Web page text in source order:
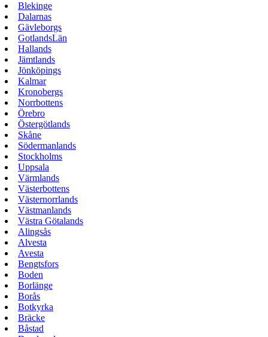
Blekinge
Dalarnas
Gävleborgs
GotlandsLän
Hallands
Jämtlands
Jönköpings
Kalmar
Kronobergs
Norrbottens
Örebro
Östergötlands
Skåne
Södermanlands
Stockholms
Uppsala
Värmlands
Västerbottens
Västernorrlands
Västmanlands
Västra Götalands
Alingsås
Alvesta
Avesta
Bengtsfors
Boden
Borlänge
Borås
Botkyrka
Bräcke
Båstad